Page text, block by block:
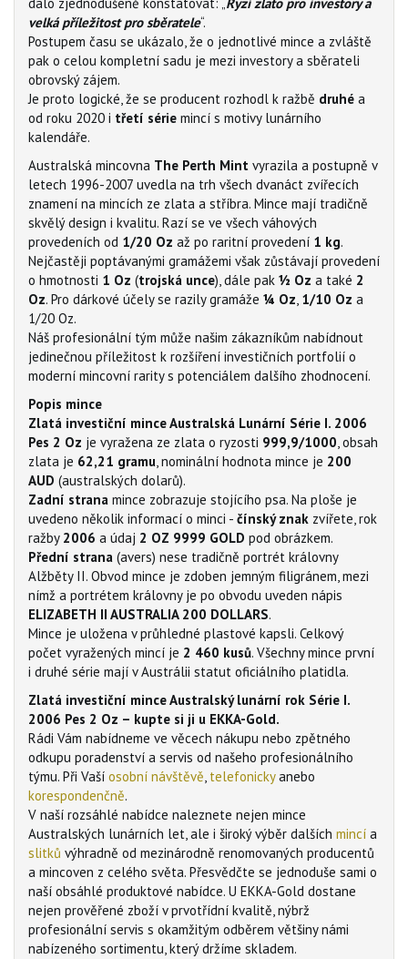
velká příležitost pro sběratele“.
Postupem času se ukázalo, že o jednotlivé mince a zvláště
pak o celou kompletní sadu je mezi investory a sběrateli
obrovský zájem.
Je proto logické, že se producent rozhodl k ražbě druhé a
od roku 2020 i třetí série mincí s motivy lunárního
kalendáře.
Australská mincovna The Perth Mint vyrazila a postupně v
letech 1996-2007 uvedla na trh všech dvanáct zvířecích
znamení na mincích ze zlata a stříbra. Mince mají tradičně
skvělý design i kvalitu. Razí se ve všech váhových
provedeních od 1/20 Oz až po raritní provedení 1 kg.
Nejčastěji poptávanými gramážemi však zůstávají provedení
o hmotnosti 1 Oz (trojská unce), dále pak ½ Oz a také 2
Oz. Pro dárkové účely se razily gramáže ¼ Oz, 1/10 Oz a
1/20 Oz.
Náš profesionální tým může našim zákazníkům nabídnout
jedinečnou příležitost k rozšíření investičních portfolií o
moderní mincovní rarity s potenciálem dalšího zhodnocení.
Popis mince
Zlatá investiční mince Australská Lunární Série I. 2006
Pes 2 Oz je vyražena ze zlata o ryzosti 999,9/1000, obsah
zlata je 62,21 gramu, nominální hodnota mince je 200
AUD (australských dolarů).
Zadní strana mince zobrazuje stojícího psa. Na ploše je
uvedeno několik informací o minci - čínský znak zvířete, rok
ražby 2006 a údaj 2 OZ 9999 GOLD pod obrázkem.
Přední strana (avers) nese tradičně portrét královny
Alžběty II. Obvod mince je zdoben jemným filigránem, mezi
nímž a portrétem královny je po obvodu uveden nápis
ELIZABETH II AUSTRALIA 200 DOLLARS.
Mince je uložena v průhledné plastové kapsli. Celkový
počet vyražených mincí je 2 460 kusů. Všechny mince první
i druhé série mají v Austrálii statut oficiálního platidla.
Zlatá investiční mince Australský lunární rok Série I.
2006 Pes 2 Oz – kupte si ji u EKKA-Gold.
Rádi Vám nabídneme ve věcech nákupu nebo zpětného
odkupu poradenství a servis od našeho profesionálního
týmu. Při Vaší osobní návštěvě, telefonickyanebo
korespondenčně.
V naší rozsáhlé nabídce naleznete nejen mince
Australských lunárních let, ale i široký výběr dalších mincí a
slitků výhradně od mezinárodně renomovaných producentů
a mincoven z celého světa. Přesvědčte se jednoduše sami o
naší obsáhlé produktové nabídce. U EKKA-Gold dostane
nejen prověřené zboží v prvotřídní kvalitě, nýbrž
profesionální servis s okamžitým odběrem většiny námi
nabízeného sortimentu, který držíme skladem.